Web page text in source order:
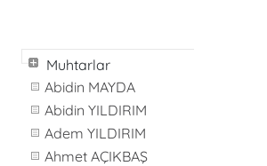
Muhtarlar
Abidin MAYDA
Abidin YILDIRIM
Adem YILDIRIM
Ahmet AÇIKBAŞ